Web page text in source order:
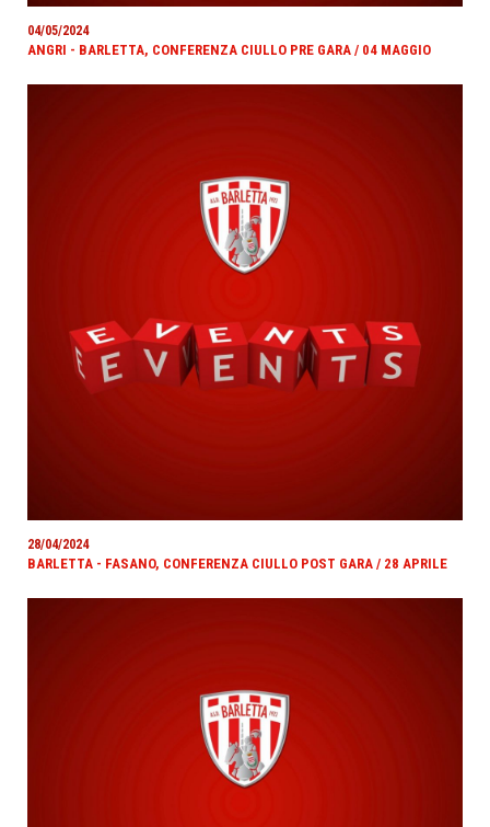
04/05/2024
ANGRI - BARLETTA, CONFERENZA CIULLO PRE GARA / 04 MAGGIO
28/04/2024
BARLETTA - FASANO, CONFERENZA CIULLO POST GARA / 28 APRILE